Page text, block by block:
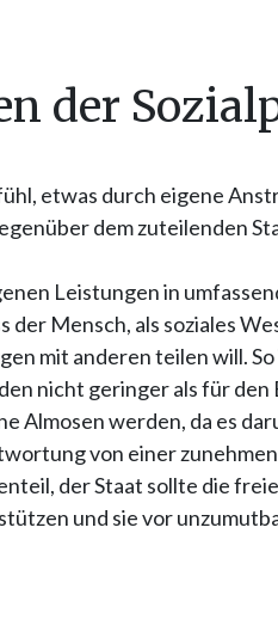
der
etwas durch eigene
dem zuteilenden
Leistungen in
Mensch, als soziales
mit anderen teilen will.
nicht geringer als für den
Almosen werden, da es
von einer
der Staat sollte die
und sie vor